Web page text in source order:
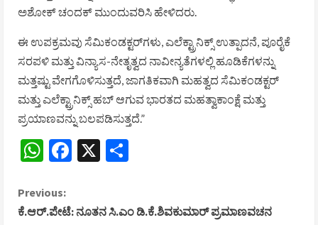
ಅಶೋಕ್ ಚಂದಕ್ ಮುಂದುವರಿಸಿ ಹೇಳಿದರು.
ಈ ಉಪಕ್ರಮವು ಸೆಮಿಕಂಡಕ್ಟರ್‌ಗಳು, ಎಲೆಕ್ಟ್ರಾನಿಕ್ಸ್ ಉತ್ಪಾದನೆ, ಪೂರೈಕೆ
ಸರಪಳಿ ಮತ್ತು ವಿನ್ಯಾಸ-ನೇತೃತ್ವದ ನಾವೀನ್ಯತೆಗಳಲ್ಲಿ ಹೂಡಿಕೆಗಳನ್ನು
ಮತ್ತಷ್ಟು ವೇಗಗೊಳಿಸುತ್ತದೆ, ಜಾಗತಿಕವಾಗಿ ಮಹತ್ವದ ಸೆಮಿಕಂಡಕ್ಟರ್
ಮತ್ತು ಎಲೆಕ್ಟ್ರಾನಿಕ್ಸ್ ಹಬ್ ಆಗುವ ಭಾರತದ ಮಹತ್ವಾಕಾಂಕ್ಷೆ ಮತ್ತು
ಪ್ರಯಾಣವನ್ನು ಬಲಪಡಿಸುತ್ತದೆ.”
WhatsApp
Facebook
X
C
Previous:
ಕೆ.ಆರ್.ಪೇಟೆ: ನೂತನ ಸಿ.ಎಂ ಡಿ.ಕೆ.ಶಿವಕುಮಾರ್ ಪ್ರಮಾಣವಚನ